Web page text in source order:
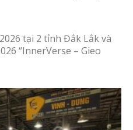
tại 2 tỉnh Đắk Lắk và
“InnerVerse – Gieo